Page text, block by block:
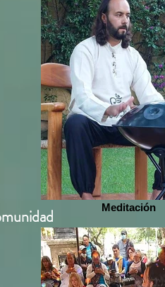
Meditación